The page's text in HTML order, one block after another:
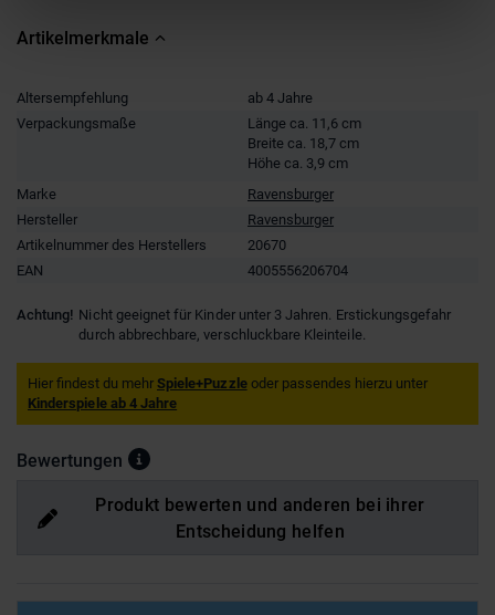
Artikelmerkmale
Altersempfehlung
ab 4 Jahre
Verpackungsmaße
Länge ca. 11,6 cm
Breite ca. 18,7 cm
Höhe ca. 3,9 cm
Marke
Ravensburger
Hersteller
Ravensburger
Artikelnummer des Herstellers
20670
EAN
4005556206704
Achtung! Nicht geeignet für Kinder unter 3 Jahren. Erstickungsgefahr
durch abbrechbare, verschluckbare Kleinteile.
Hier findest du mehr Spiele+Puzzleoder passendes hierzu unter
Kinderspiele ab 4 Jahre
Bewertungen
Produkt bewerten und anderen bei ihrer
Entscheidung helfen